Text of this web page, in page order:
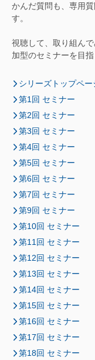
かんだ質問も、専用
す。
視聴して、取り組ん
加型のセミナーを目指
シリーズトップペー
第1回 セミナー
第2回 セミナー
第3回 セミナー
第4回 セミナー
第5回 セミナー
第6回 セミナー
第7回 セミナー
第9回 セミナー
第10回 セミナー
第11回 セミナー
第12回 セミナー
第13回 セミナー
第14回 セミナー
第15回 セミナー
第16回 セミナー
第17回 セミナー
第18回 セミナー